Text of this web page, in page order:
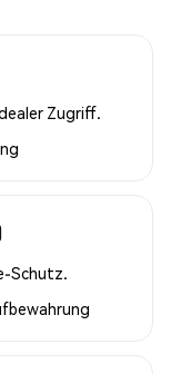
Zugriff.
Schutz.